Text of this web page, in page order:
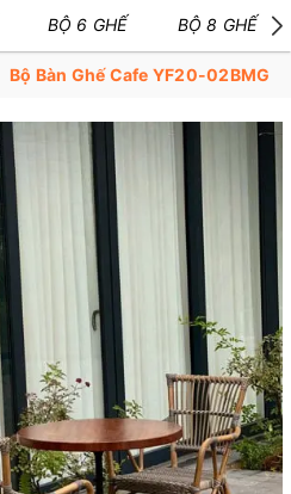
BỘ 6 GHẾ BỘ 8 GHẾ
Bộ Bàn Ghế Cafe YF20-02BMG